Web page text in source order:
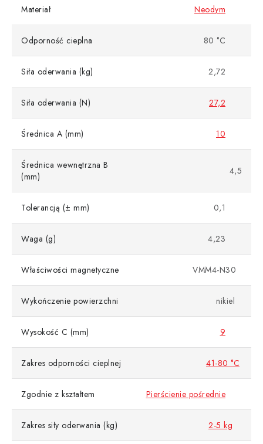
Materiał Neodym
Odporność cieplna 80 °C
Siła oderwania (kg) 2,72
Siła oderwania (N) 27,2
Średnica A (mm) 10
Średnica wewnętrzna B
(mm)
4,5
Tolerancją (± mm) 0,1
Waga (g) 4,23
Właściwości magnetyczne VMM4-N30
Wykończenie powierzchni nikiel
Wysokość C (mm) 9
Zakres odporności cieplnej 41-80 °C
Zgodnie z kształtem Pierścienie pośrednie
Zakres siły oderwania (kg) 2-5 kg